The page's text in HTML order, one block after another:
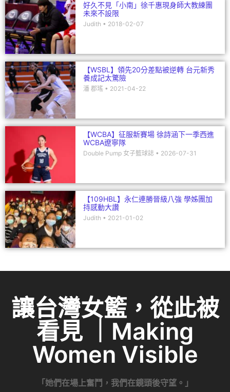
好久不見「小南」徐千惠現身師大教練團
未來不設限
Judith 2018-02-07
【WSBL】領先20分差點被逆轉 台元新秀
養成記太驚險
潘 郡瑤 2021-04-22
【WCBA】征服新賽場 徐詩涵下一季西進
WCBA遼寧隊
Double Pump 女子籃球誌 2026-07-31
【109HBL】永仁連勝晉級八強 學姊團加
持感動大讚
Judith 2021-01-02
讓台灣女籃，從此被
看見 ｜Making
Women Visible
「她們在場上奮鬥，我們在鏡頭後守望。」